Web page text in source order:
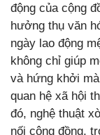
động của cộng
hưởng thụ văn
ngày lao động
không chỉ giúp
và hứng khởi
quan hệ xã hội
đó, nghệ thuật
nối cộng đồng,